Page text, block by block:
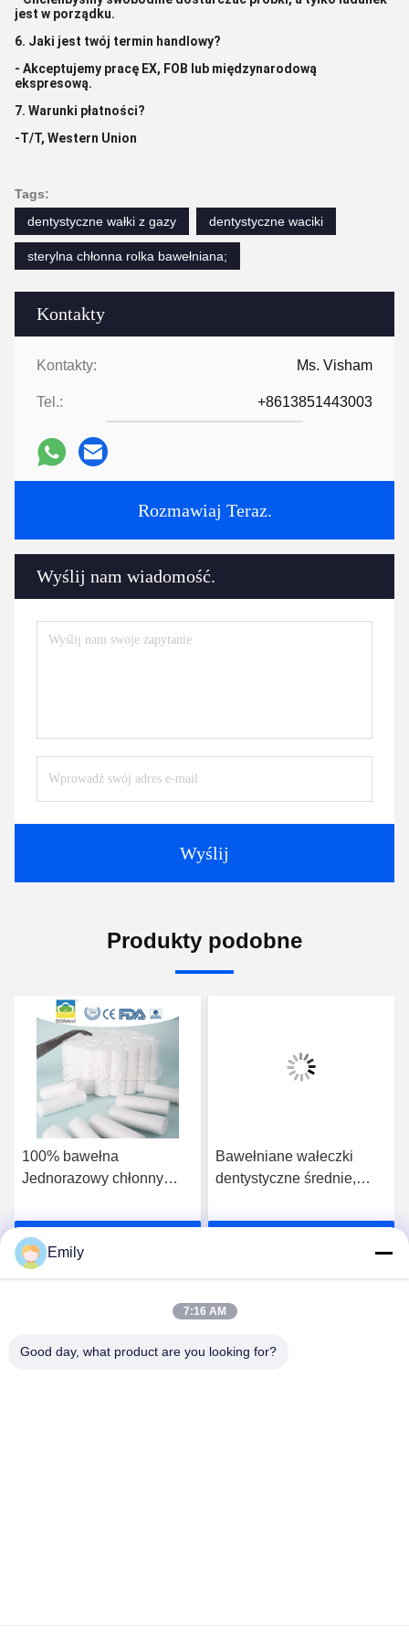
Kontakty
Kontakty: Ms. Visham
Tel.: +8613851443003
Rozmawiaj Teraz.
Wyślij nam wiadomość.
Wyślij
jest w porządku.
6. Jaki jest twój termin handlowy?
- Akceptujemy pracę EX, FOB lub międzynarodową
ekspresową.
7. Warunki płatności?
-T/T, Western Union
Tags:
dentystyczne wałki z gazy
dentystyczne waciki
sterylna chłonna rolka bawełniana;
Produkty podobne
100% bawełna
Jednorazowy chłonny
z bawełny dentystycznej
Bawełniane wałeczki
dentystyczne średnie,
niesterylne, wysoce
chłonne wałki z waty
klinikach
Emily
7:16 AM
Good day, what product are you looking for?